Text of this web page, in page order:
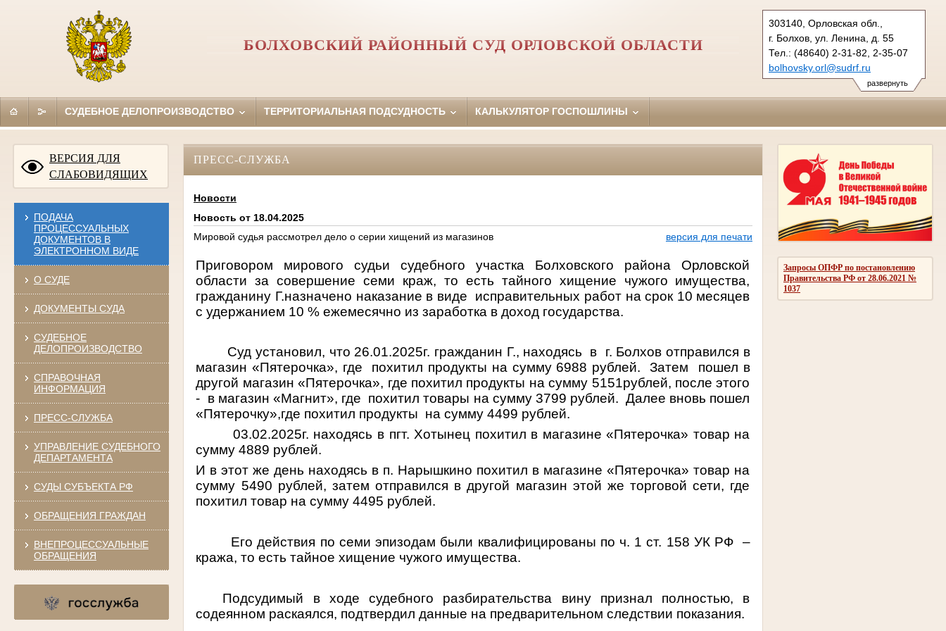
развернуть
303140, Орловская обл.,
г. Болхов, ул. Ленина, д. 55
Тел.: (48640) 2-31-82, 2-35-07
bolhovsky.orl@sudrf.ru
БОЛХОВСКИЙ РАЙОННЫЙ СУД ОРЛОВCКОЙ ОБЛАСТИ
СУДЕБНОЕ ДЕЛОПРОИЗВОДСТВО ТЕРРИТОРИАЛЬНАЯ ПОДСУДНОСТЬ КАЛЬКУЛЯТОР ГОСПОШЛИНЫ
ВЕРСИЯ ДЛЯ
СЛАБОВИДЯЩИХ
ПОДАЧА
ПРОЦЕССУАЛЬНЫХ
ДОКУМЕНТОВ В
ЭЛЕКТРОННОМ ВИДЕ
О СУДЕ
ДОКУМЕНТЫ СУДА
СУДЕБНОЕ
ДЕЛОПРОИЗВОДСТВО
СПРАВОЧНАЯ
ИНФОРМАЦИЯ
ПРЕСС-СЛУЖБА
УПРАВЛЕНИЕ СУДЕБНОГО
ДЕПАРТАМЕНТА
СУДЫ СУБЪЕКТА РФ
ОБРАЩЕНИЯ ГРАЖДАН
ВНЕПРОЦЕССУАЛЬНЫЕ
ОБРАЩЕНИЯ
Запросы ОПФР по постановлению
Правительства РФ от 28.06.2021 №
1037
ПРЕСС-СЛУЖБА
Новости
Новость от 18.04.2025
Мировой судья рассмотрел дело о серии хищений из магазинов
версия для печати
Приговором мирового судьи судебного участка Болховского района Орловской
области за совершение семи краж, то есть тайного хищение чужого имущества,
гражданину Г.назначено наказание в виде
исправительных работ на срок 10 месяцев
с удержанием 10 % ежемесячно из заработка в доход государства.
Суд установил, что 26.01.2025г. гражданин Г., находясь в
г. Болхов отправился в
магазин «Пятерочка», где
похитил продукты на сумму 6988 рублей. Затем
пошел в
другой магазин «Пятерочка», где похитил продукты на сумму 5151рублей, после этого
- в магазин «Магнит», где похитил товары на сумму 3799 рублей. Далее вновь пошел
«Пятерочку»,где похитил продукты на сумму 4499 рублей.
03.02.2025г. находясь в пгт. Хотынец похитил в магазине «Пятерочка» товар на
сумму 4889 рублей.
И в этот же день находясь в п. Нарышкино похитил в магазине «Пятерочка» товар на
сумму 5490 рублей, затем отправился в другой магазин этой же торговой сети, где
похитил товар на сумму 4495 рублей.
Его действия по семи эпизодам были квалифицированы по ч. 1 ст. 158 УК РФ
–
кража, то есть тайное хищение чужого имущества.
Подсудимый в ходе судебного разбирательства вину признал полностью, в
содеянном раскаялся, подтвердил данные на предварительном следствии показания.